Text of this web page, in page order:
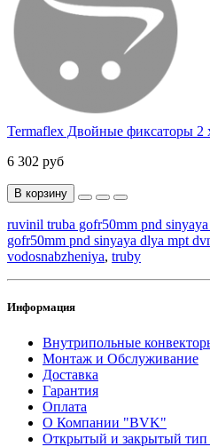
Termaflex Двойные фиксаторы 2
6 302 руб
В корзину
ruvinil truba gofr50mm pnd
gofr50mm pnd sinyaya dlya mpt
vodosnabzheniya, truby
Информация
Внутрипольные
Монтаж и Обслуживание
Доставка
Гарантия
Оплата
О Компании "BVK"
Открытый и закрытый тип